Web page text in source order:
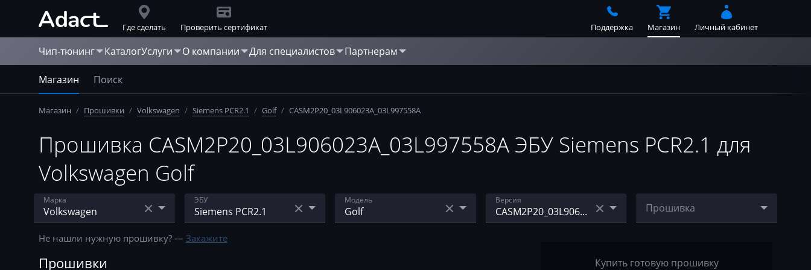
Где сделать Проверить сертификат Поддержка Магазин Личный кабинет
Чип-тюнинг КаталогУслуги О компании Для специалистов Партнерам
Магазин Поиск
Магазин / Прошивки / Volkswagen / Siemens PCR2.1 / Golf / CASM2P20_03L906023A_03L997558A
Прошивка CASM2P20_03L906023A_03L997558A ЭБУ Siemens PCR2.1 для
Volkswagen Golf
Марка
Acura
AebiSchmidt
ЭБУ
Bosch EDC MSA 15.5-7.29
Модель Версия
Прошивка
pf_off
Не нашли нужную прошивку? — Закажите
Прошивки Купить готовую прошивку